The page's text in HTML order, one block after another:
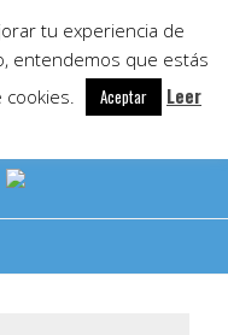
tu experiencia de
entendemos que estás
Aceptar
Leer